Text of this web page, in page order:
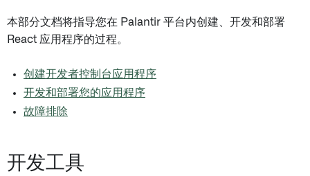
本部分文档将指导您在 Palantir 平台内创建、开发和部署
React 应用程序的过程。
创建开发者控制台应用程序
开发和部署您的应用程序
故障排除
开发工具